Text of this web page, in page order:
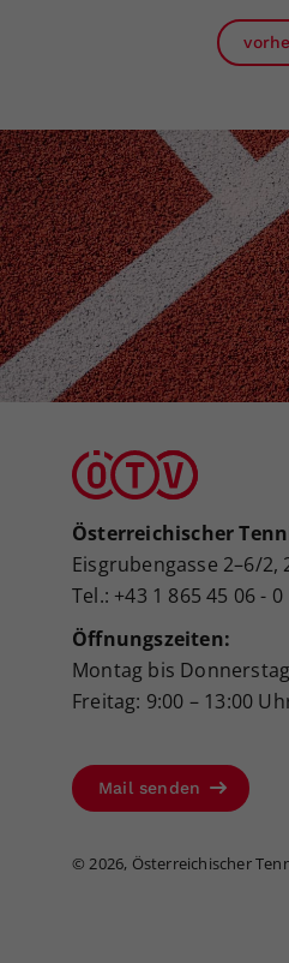
Österreichischer
Eisgrubengasse 2–6/2,
Tel.: +43 1 865 45 06 - 0
Öffnungszeiten:
Montag bis
Freitag: 9:00 – 13:00
Mail senden
© 2026, Österreichischer